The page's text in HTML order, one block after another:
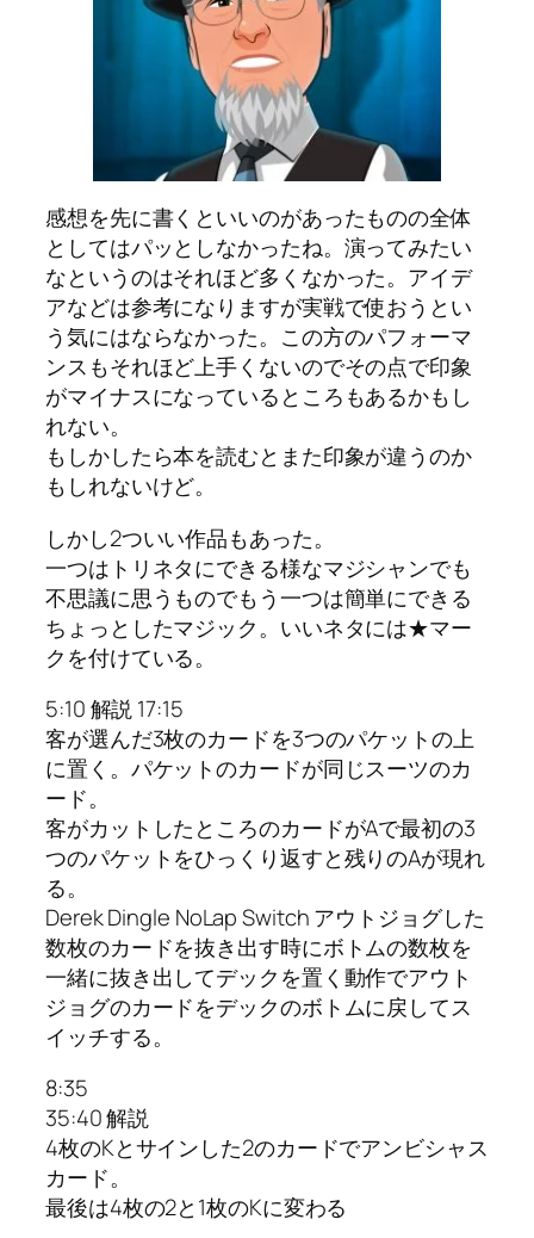
感想を先に書くといいのがあったものの全体
としてはパッとしなかったね。演ってみたい
なというのはそれほど多くなかった。アイデ
アなどは参考になりますが実戦で使おうとい
う気にはならなかった。この方のパフォーマ
ンスもそれほど上手くないのでその点で印象
がマイナスになっているところもあるかもし
れない。
もしかしたら本を読むとまた印象が違うのか
もしれないけど。
しかし2ついい作品もあった。
一つはトリネタにできる様なマジシャンでも
不思議に思うものでもう一つは簡単にできる
ちょっとしたマジック。いいネタには★マー
クを付けている。
5:10 解説 17:15
客が選んだ3枚のカードを3つのパケットの上
に置く。パケットのカードが同じスーツのカ
ード。
客がカットしたところのカードがAで最初の3
つのパケットをひっくり返すと残りのAが現れ
る。
Derek Dingle NoLap Switch アウトジョグした
数枚のカードを抜き出す時にボトムの数枚を
一緒に抜き出してデックを置く動作でアウト
ジョグのカードをデックのボトムに戻してス
イッチする。
8:35
35:40 解説
4枚のKとサインした2のカードでアンビシャス
カード。
最後は4枚の2と1枚のKに変わる